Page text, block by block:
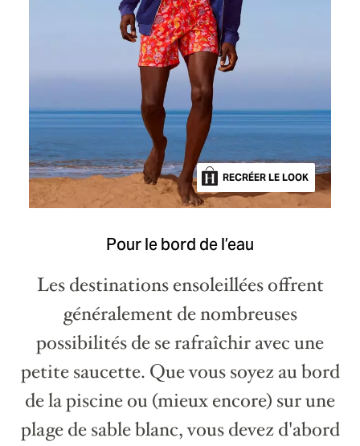
RECRÉER LE LOOK
Pour le bord de l’eau
Les destinations ensoleillées offrent
généralement de nombreuses
possibilités de se rafraîchir avec une
petite saucette. Que vous soyez au bord
de la piscine ou (mieux encore) sur une
plage de sable blanc, vous devez d'abord